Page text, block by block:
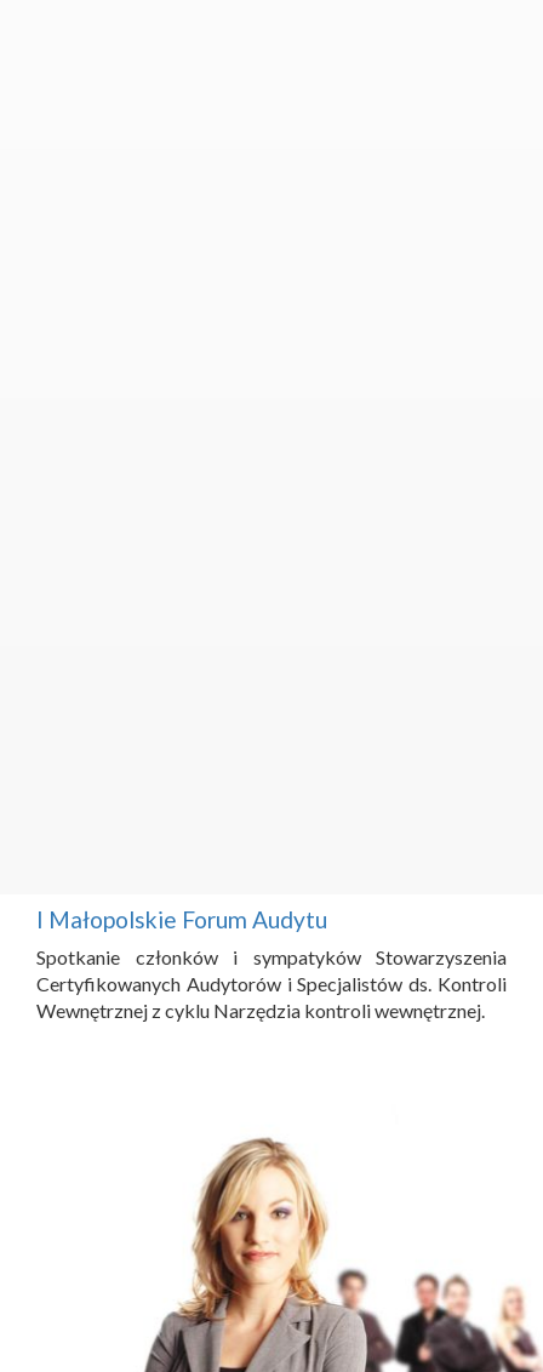
I Małopolskie Forum Audytu
Spotkanie członków i sympatyków Stowarzyszenia
Certyfikowanych Audytorów i Specjalistów ds. Kontroli
Wewnętrznej z cyklu Narzędzia kontroli wewnętrznej.